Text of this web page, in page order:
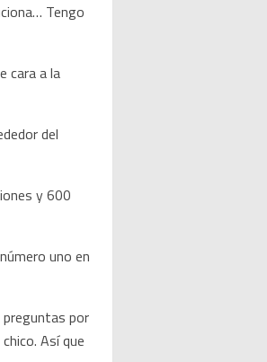
Tengo
cara a la
del
y 600
uno en
preguntas por
Así que